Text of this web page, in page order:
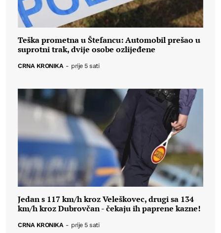
Teška prometna u Štefancu: Automobil prešao u
suprotni trak, dvije osobe ozlijeđene
CRNA KRONIKA - prije 5 sati
Jedan s 117 km/h kroz Veleškovec, drugi sa 134
km/h kroz Dubrovčan - čekaju ih paprene kazne!
CRNA KRONIKA - prije 5 sati